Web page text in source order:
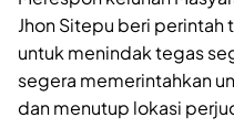
Jhon Sitepu beri perintah
untuk menindak tegas
segera memerintahkan
dan menutup lokasi